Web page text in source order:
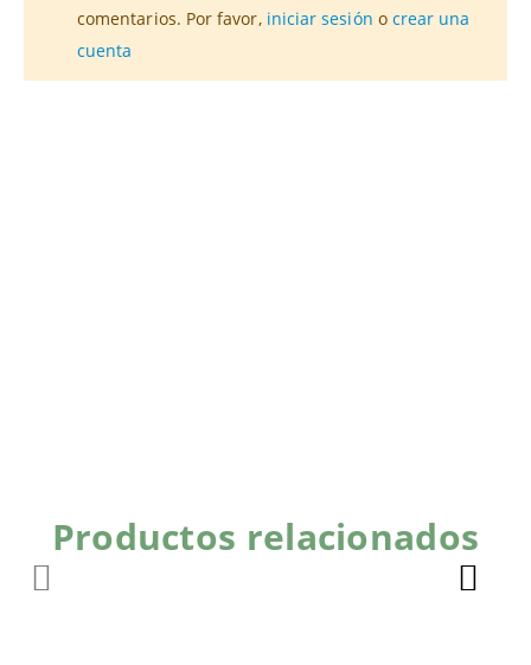
comentarios. Por favor, iniciar sesión o crear una
cuenta
Productos relacionados